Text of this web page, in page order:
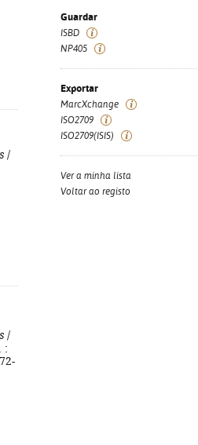
/
/
:
Guardar
ISBD
NP405
Exportar
MarcXchange
ISO2709
ISO2709(ISIS)
Ver a minha lista
Voltar ao registo